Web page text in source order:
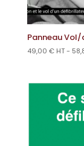
Panneau
49,00 € HT -